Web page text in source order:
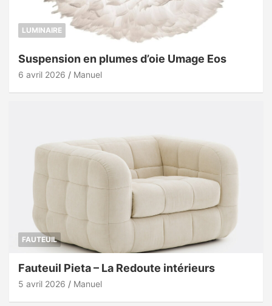
LUMINAIRE
Suspension en plumes d’oie Umage Eos
6 avril 2026 Manuel
FAUTEUIL
Fauteuil Pieta – La Redoute intérieurs
5 avril 2026 Manuel